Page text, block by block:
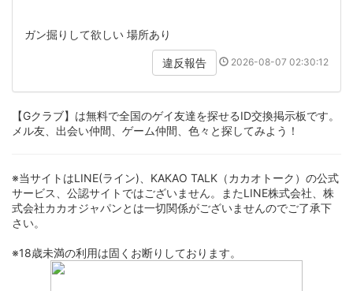
ガン掘りして欲しい 場所あり
違反報告 2026-08-07 02:30:12
【Gクラブ】は無料で全国のゲイ友達を探せるID交換掲示板です。
メル友、出会い仲間、ゲーム仲間、色々と探してみよう！
※当サイトはLINE(ライン)、KAKAO TALK（カカオトーク）の公式
サービス、公認サイトではございません。またLINE株式会社、株
式会社カカオジャパンとは一切関係がございませんのでご了承下
さい。
※18歳未満の利用は固くお断りしております。